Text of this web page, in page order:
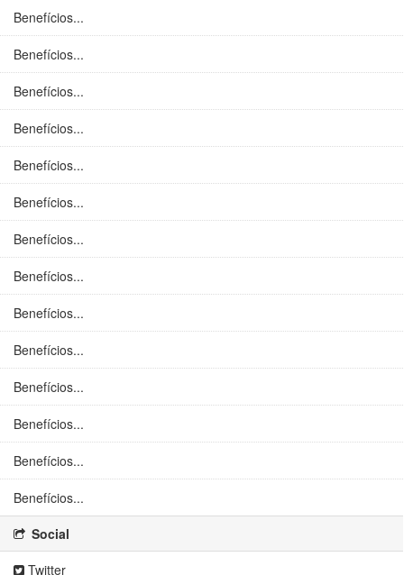
Benefícios...
Benefícios...
Benefícios...
Benefícios...
Benefícios...
Benefícios...
Benefícios...
Benefícios...
Benefícios...
Benefícios...
Benefícios...
Benefícios...
Benefícios...
Benefícios...
Social
Twitter